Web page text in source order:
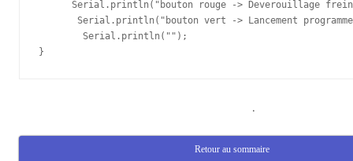
.
Retour au sommaire